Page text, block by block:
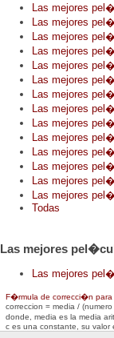
Las mejores
Las mejores
Las mejores
Las mejores
Las mejores
Las mejores
Las mejores
Las mejores
Las mejores
Las mejores
Las mejores
Las mejores
Las mejores
Las mejores
Todas
Las mejores
Las mejores
F�rmula de correcci�n
correccion = media / (numero
donde, media es la media
c es una constante, su valor